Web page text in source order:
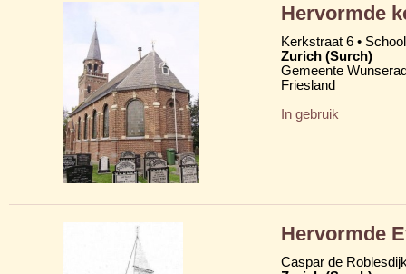
Hervormde
Kerkstraat 6 •
Zurich (Surch)
Gemeente
Friesland
In gebruik
Hervormde
Caspar de